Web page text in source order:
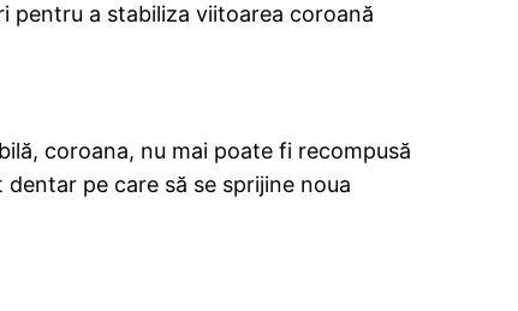
pentru a stabiliza viitoarea coroană
coroana, nu mai poate fi recompusă
pe care să se sprijine noua